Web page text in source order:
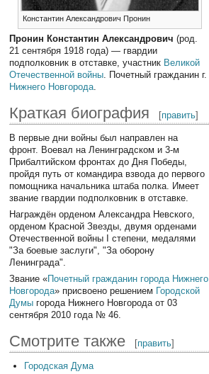
Константин Александрович Пронин
Пронин Константин Александрович (род.
21 сентября 1918 года) — гвардии
подполковник в отставке, участник Великой
Отечественной войны. Почетный гражданин г.
Нижнего Новгорода.
Краткая биография [править]
В первые дни войны был направлен на
фронт. Воевал на Ленинградском и 3-м
Прибалтийском фронтах до Дня Победы,
пройдя путь от командира взвода до первого
помощника начальника штаба полка. Имеет
звание гвардии подполковник в отставке.
Награждён орденом Александра Невского,
орденом Красной Звезды, двумя орденами
Отечественной войны I степени, медалями
"За боевые заслуги", "За оборону
Ленинграда".
Звание «Почетный гражданин города Нижнего
Новгорода» присвоено решением Городской
Думы города Нижнего Новгорода от 03
сентября 2010 года № 46.
Смотрите также [править]
Городская Дума